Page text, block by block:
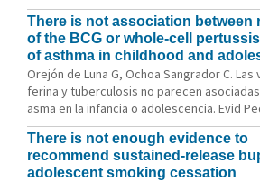
There is not association between
of the BCG or whole-cell
of asthma in childhood and
Orejón de Luna G, Ochoa Sangrador C.
ferina y tuberculosis no parecen
asma en la infancia o adolescencia. Evid
There is not enough evidence to
recommend sustained-release
adolescent smoking cessation